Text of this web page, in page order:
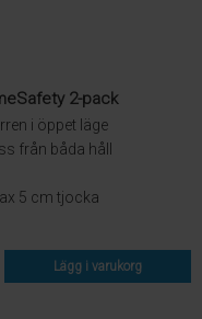
2-pack
i öppet läge
från båda håll
5 cm tjocka
Lägg i varukorg